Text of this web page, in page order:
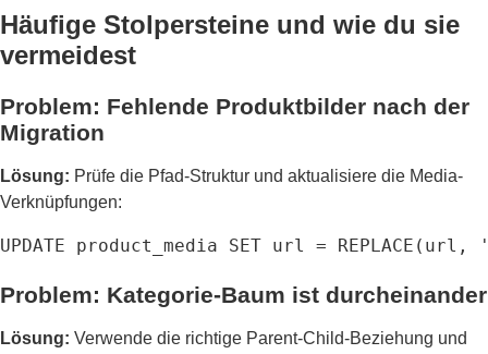
Häufige Stolpersteine und wie du sie
vermeidest
Problem: Fehlende Produktbilder nach der
Migration
Lösung: Prüfe die Pfad-Struktur und aktualisiere die Media-
Verknüpfungen:
UPDATE product_media SET url =
Problem: Kategorie-Baum ist durcheinander
Lösung: Verwende die richtige Parent-Child-Beziehung und